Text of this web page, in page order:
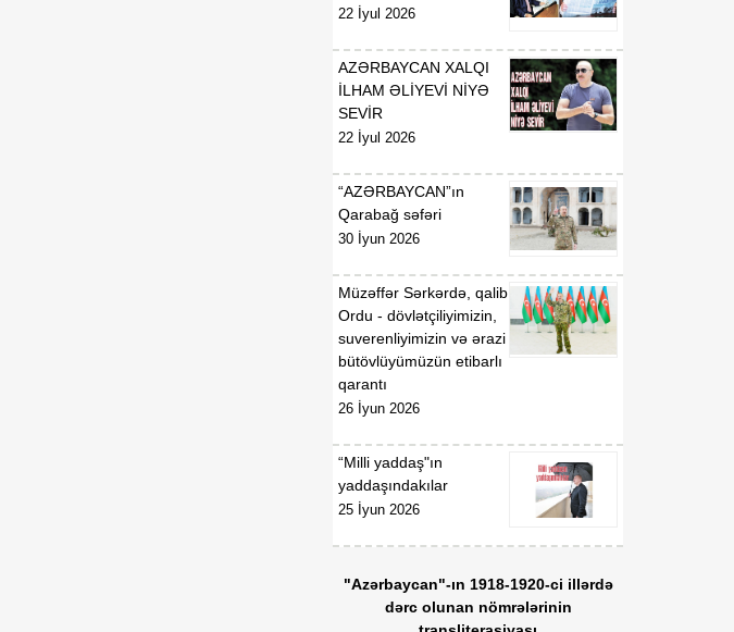
22 İyul 2026
AZƏRBAYCAN XALQI
İLHAM ƏLİYEVİ NİYƏ
SEVİR
22 İyul 2026
“AZƏRBAYCAN”ın
Qarabağ səfəri
30 İyun 2026
Müzəffər Sərkərdə, qalib
Ordu - dövlətçiliyimizin,
suverenliyimizin və ərazi
bütövlüyümüzün etibarlı
qarantı
26 İyun 2026
“Milli yaddaş"ın
yaddaşındakılar
25 İyun 2026
"Azərbaycan"-ın 1918-1920-ci illərdə
dərc olunan nömrələrinin